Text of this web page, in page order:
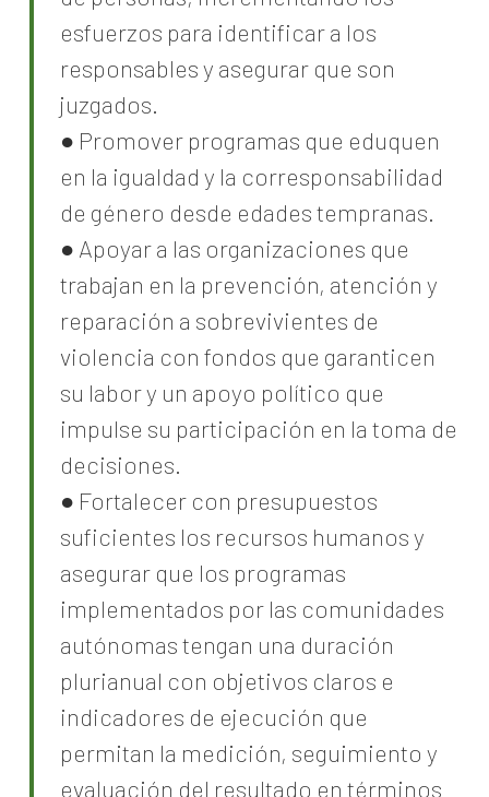
esfuerzos para identificar a los
responsables y asegurar que son
juzgados.
● Promover programas que eduquen
en la igualdad y la corresponsabilidad
de género desde edades tempranas.
● Apoyar a las organizaciones que
trabajan en la prevención, atención y
reparación a sobrevivientes de
violencia con fondos que garanticen
su labor y un apoyo político que
impulse su participación en la toma de
decisiones.
● Fortalecer con presupuestos
suficientes los recursos humanos y
asegurar que los programas
implementados por las comunidades
autónomas tengan una duración
plurianual con objetivos claros e
indicadores de ejecución que
permitan la medición, seguimiento y
evaluación del resultado en términos